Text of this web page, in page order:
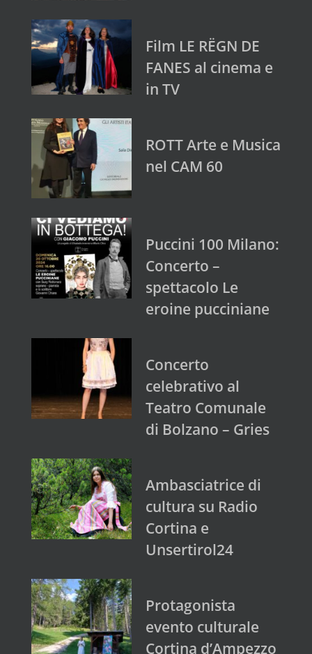
Film LE RËGN DE
FANES al cinema e
in TV
ROTT Arte e Musica
nel CAM 60
Puccini 100 Milano:
Concerto –
spettacolo Le
eroine pucciniane
Concerto
celebrativo al
Teatro Comunale
di Bolzano – Gries
Ambasciatrice di
cultura su Radio
Cortina e
Unsertirol24
Protagonista
evento culturale
Cortina d’Ampezzo